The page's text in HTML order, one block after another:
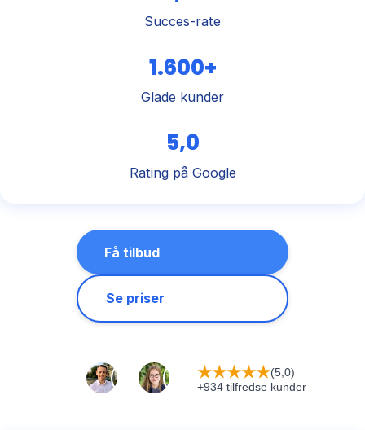
Succes-rate
1.600+
Glade kunder
5,0
Rating på Google
Få tilbud
Se priser
★★★★★(5,0)
+934 tilfredse kunder